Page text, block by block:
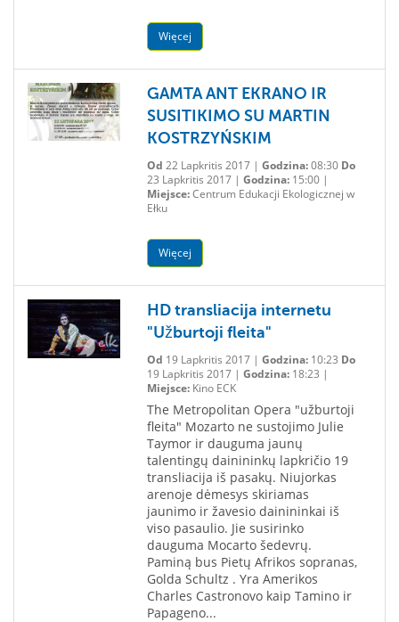
Więcej
GAMTA ANT EKRANO IR
SUSITIKIMO SU MARTIN
KOSTRZYŃSKIM
Od 22 Lapkritis 2017 | Godzina:08:30 Do
23 Lapkritis 2017 | Godzina:15:00 |
Miejsce:Centrum Edukacji Ekologicznej w
Ełku
Więcej
HD transliacija internetu
"Užburtoji fleita"
Od 19 Lapkritis 2017 | Godzina:10:23 Do
19 Lapkritis 2017 | Godzina:18:23 |
Miejsce:Kino ECK
The Metropolitan Opera "užburtoji
fleita" Mozarto ne sustojimo Julie
Taymor ir dauguma jaunų
talentingų dainininkų lapkričio 19
transliacija iš pasakų. Niujorkas
arenoje dėmesys skiriamas
jaunimo ir žavesio dainininkai iš
viso pasaulio. Jie susirinko
dauguma Mocarto šedevrų.
Paminą bus Pietų Afrikos sopranas,
Golda Schultz . Yra Amerikos
Charles Castronovo kaip Tamino ir
Papageno...